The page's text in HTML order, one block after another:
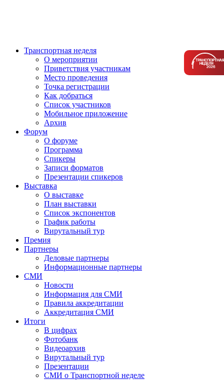
Транспортная неделя
О мероприятии
Приветствия участникам
Место проведения
Точка регистрации
Как добраться
Список участников
Мобильное приложение
Архив
Форум
О форуме
Программа
Спикеры
Записи форматов
Презентации спикеров
Выставка
О выставке
План выставки
Список экспонентов
График работы
Вирутальный тур
Премия
Партнеры
Деловые партнеры
Информационные партнеры
СМИ
Новости
Информация для СМИ
Правила аккредитации
Аккредитация СМИ
Итоги
В цифрах
Фотобанк
Видеоархив
Вирутальный тур
Презентации
СМИ о Транспортной неделе